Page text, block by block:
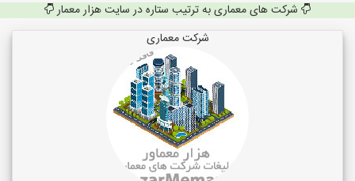
شرکت های معماری به ترتیب ستاره در سایت هزار معمار
شرکت معماری